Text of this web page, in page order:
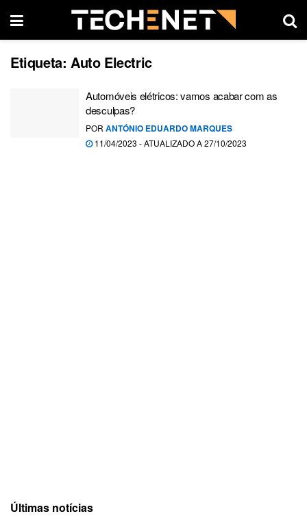
Etiqueta: Auto Electric
Automóveis elétricos: vamos acabar com as
desculpas?
POR ANTÓNIO EDUARDO MARQUES
11/04/2023 - ATUALIZADO A 27/10/2023
Últimas notícias